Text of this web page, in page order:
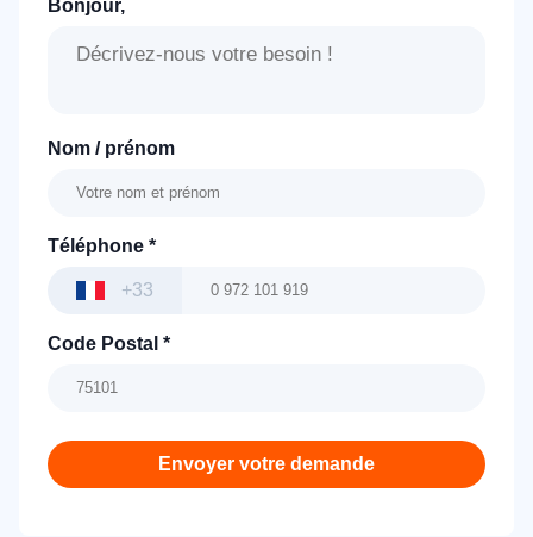
Bonjour,
Nom / prénom
Téléphone *
+33
Code Postal *
Envoyer votre demande